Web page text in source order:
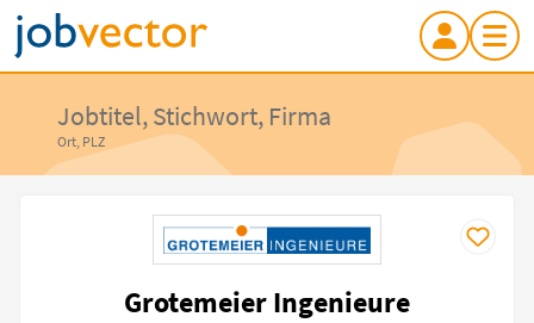
Jobtitel, Stichwort, Firma
Ort, PLZ
Grotemeier Ingenieure